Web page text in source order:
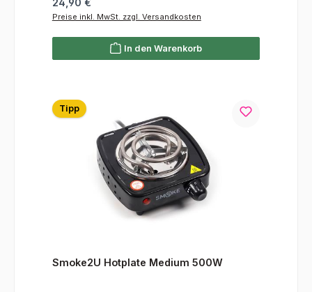
Preise inkl. MwSt. zzgl. Versandkosten
In den Warenkorb
Tipp
Smoke2U Hotplate Medium 500W